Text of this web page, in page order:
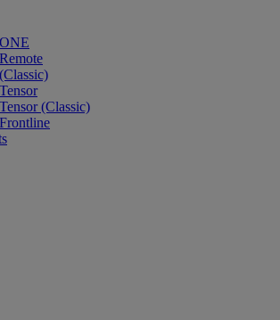
(Classic)